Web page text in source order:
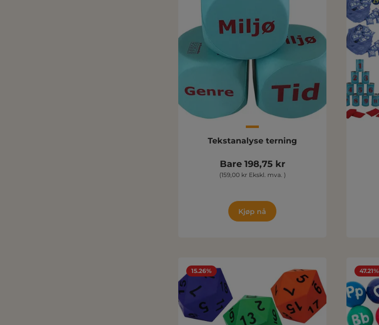
Tekstanalyse terning
Bare 198,75 kr
(159,00 kr Ekskl. mva. )
Kjøp nå
15.26% 47.21%